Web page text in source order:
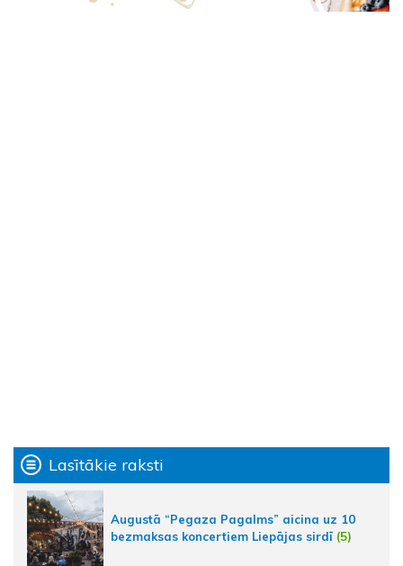
Lasītākie raksti
Augustā “Pegaza Pagalms” aicina uz 10
bezmaksas koncertiem Liepājas sirdī (5)